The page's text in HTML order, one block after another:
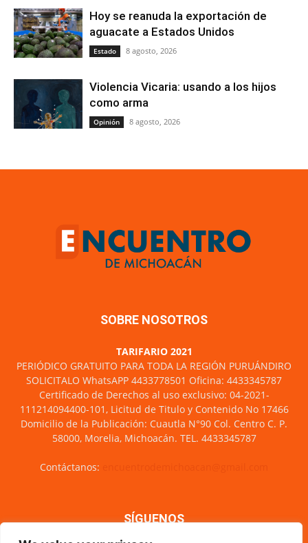
Hoy se reanuda la exportación de
aguacate a Estados Unidos
Estado 8 agosto, 2026
Violencia Vicaria: usando a los hijos
como arma
Opinión 8 agosto, 2026
SOBRE NOSOTROS
TARIFARIO 2021
PERIÓDICO GRATUITO PARA TODA LA REGIÓN PURUÁNDIRO
SOLICITALO WhatsAPP 4433778501 Oficina: 4433345787
Certificado de Derechos al uso exclusivo: 04-2021-
111214094400-101, Licitud de Titulo y Contenido No 17466
Domicilio de la Publicación: Cuautla N°90 Col. Centro C. P.
58000, Morelia, Michoacán. TEL. 4433345787
Contáctanos:
SÍGUENOS